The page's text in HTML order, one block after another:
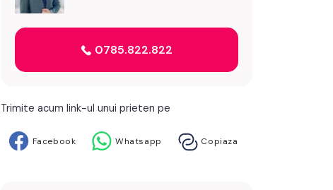
0785.822.822
Trimite acum link-ul unui prieten pe
Facebook Whatsapp Copiaza